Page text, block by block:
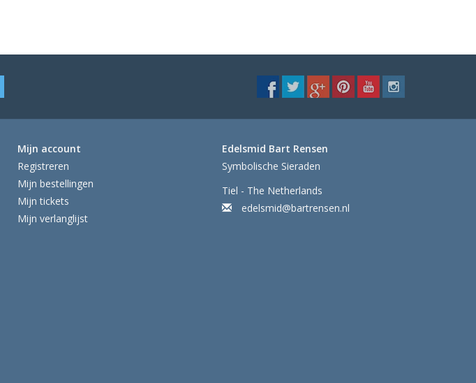
Mijn account
Registreren
Mijn bestellingen
Mijn tickets
Mijn verlanglijst
Edelsmid Bart Rensen
Symbolische Sieraden
Tiel - The Netherlands
edelsmid@bartrensen.nl